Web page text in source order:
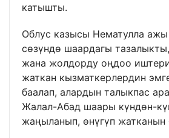
катышты.
Облус казысы Нематулла
сөзүндө шаардагы
жана жолдорду оңдоо
жаткан кызматкерлердин
баалап, алардын талыкпас
Жалал-Абад шаары күндөн-
жаңыланып, өнүгүп жатканын